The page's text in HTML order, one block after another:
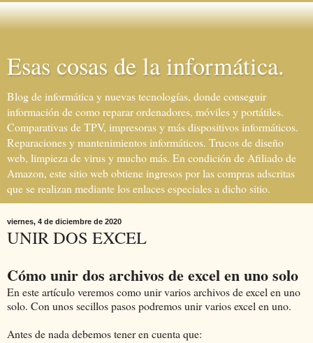
Esas cosas de la informática.
Blog de informática y nuevas tecnologías, donde conseguir
información de como reparar ordenadores, móviles y portátiles.
Comparativas de TPV, impresoras y más dispositivos informáticos.
Reparaciones y mantenimientos informáticos. Trucos de diseño
web, limpieza de virus y mucho más. En condición de Afiliado de
Amazon, este sitio web obtiene ingresos por las compras adscritas
que se realizan mediante los enlaces especiales a dicho sitio.
viernes, 4 de diciembre de 2020
UNIR DOS EXCEL
Cómo unir dos archivos de excel en uno solo
En este artículo veremos como unir varios archivos de excel en uno
solo. Con unos secillos pasos podremos unir varios excel en uno.
Antes de nada debemos tener en cuenta que: